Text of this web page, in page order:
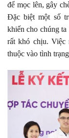
để mọc lên, gây
Đặc biệt một số
khiến cho chúng
rất khó chịu. Việc
thuộc vào tình